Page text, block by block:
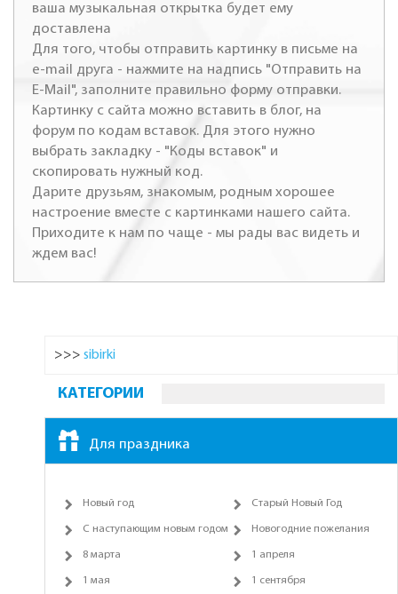
ваша музыкальная открытка будет ему
доставлена
Для того, чтобы отправить картинку в письме на
e-mail друга - нажмите на надпись "Отправить на
E-Mail", заполните правильно форму отправки.
Картинку с сайта можно вставить в блог, на
форум по кодам вставок. Для этого нужно
выбрать закладку - "Коды вставок" и
скопировать нужный код.
Дарите друзьям, знакомым, родным хорошее
настроение вместе с картинками нашего сайта.
Приходите к нам по чаще - мы рады вас видеть и
ждем вас!
>>> sibirki
КАТЕГОРИИ
Для праздника
Новый год Старый Новый Год
С наступающим новым годом Новогодние пожелания
8 марта 1 апреля
1 мая 1 сентября